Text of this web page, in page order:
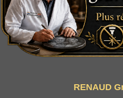
RENAUD